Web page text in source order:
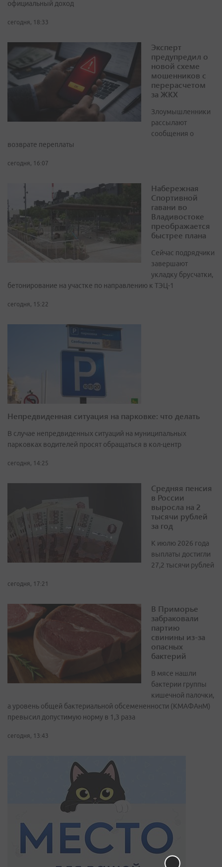
официальный доход
сегодня, 18:33
Эксперт
предупредил о
новой схеме
мошенников с
перерасчетом
за ЖКХ
Злоумышленники
рассылают
сообщения о
возврате переплаты
сегодня, 16:07
Набережная
Спортивной
гавани во
Владивостоке
преображается
быстрее плана
Сейчас подрядчики
завершают
укладку брусчатки,
бетонирование на участке по направлению к ТЭЦ-1
сегодня, 15:22
Непредвиденная ситуация на парковке: что делать
В случае непредвиденных ситуаций на муниципальных
парковках водителей просят обращаться в кол-центр
сегодня, 14:25
Средняя пенсия
в России
выросла на 2
тысячи рублей
за год
К июлю 2026 года
выплаты достигли
27,2 тысячи рублей
сегодня, 17:21
В Приморье
забраковали
партию
свинины из-за
опасных
бактерий
В мясе нашли
бактерии группы
кишечной палочки,
а уровень общей бактериальной обсемененности (КМАФАнМ)
превысил допустимую норму в 1,3 раза
сегодня, 13:43